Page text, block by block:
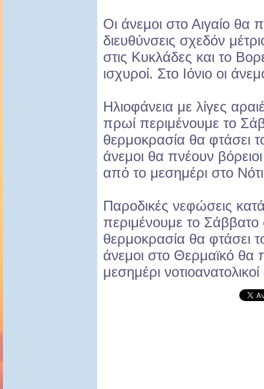
Οι άνεμοι στο Αιγαίο θα
διευθύνσεις σχεδόν
στις Κυκλάδες και το
ισχυροί. Στο Ιόνιο οι
Ηλιοφάνεια με λίγες
πρωί περιμένουμε το
θερμοκρασία θα φτάσει
άνεμοι θα πνέουν
από το μεσημέρι στο
Παροδικές νεφώσεις
περιμένουμε το
θερμοκρασία θα φτάσει
άνεμοι στο Θερμαϊκό θα
μεσημέρι